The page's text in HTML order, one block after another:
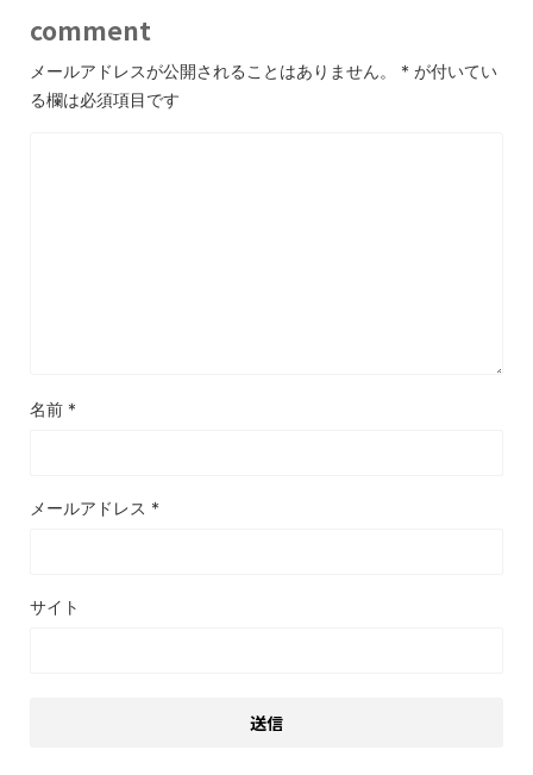
comment
メールアドレスが公開されることはありません。 * が付いてい
る欄は必須項目です
名前 *
メールアドレス *
サイト